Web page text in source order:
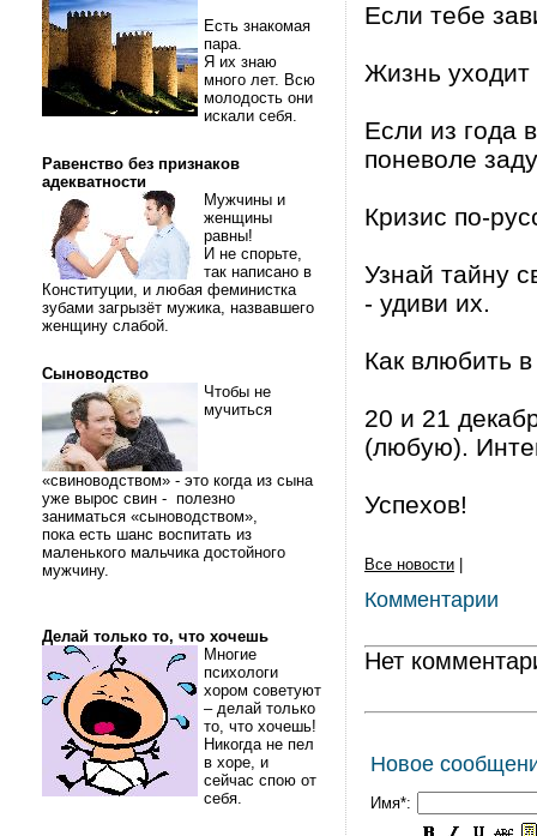
Есть знакомая
пара.
Я их знаю
много лет. Всю
молодость они
искали себя.
Равенство без признаков
адекватности
Мужчины и
женщины
равны!
И не спорьте,
так написано в
Конституции, и любая феминистка
зубами загрызёт мужика, назвавшего
женщину слабой.
Сыноводство
Чтобы не
мучиться
«свиноводством» - это когда из сына
уже вырос свин - полезно
заниматься «сыноводством»,
пока есть шанс воспитать из
маленького мальчика достойного
мужчину.
Делай только то, что хочешь
Многие
психологи
хором советуют
– делай только
то, что хочешь!
Никогда не пел
в хоре, и
сейчас спою от
себя.
Если тебе
Жизнь уходит
Если из года
поневоле
Кризис по-
Узнай тайну
- удиви их.
Как влюбить
20 и 21
(любую).
Успехов!
Все новости
Комментарии
Нет
Новое
Имя*: